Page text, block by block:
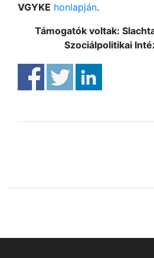
VGYKE honlapján.
Támogatók voltak:
Szociálpolitikai